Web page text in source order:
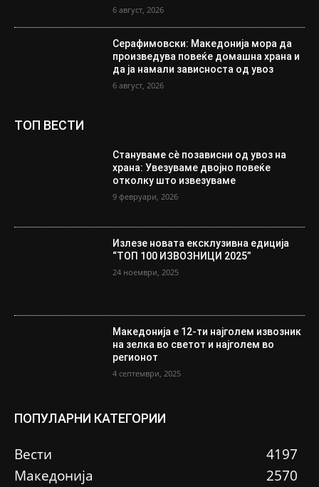
6 август, 2026
Серафимовски: Македонија мора да
произведува повеќе домашна храна и
да ја намали зависноста од увоз
6 август, 2026
ТОП ВЕСТИ
Стануваме сè позависни од увоз на
храна: Увезуваме двојно повеќе
отколку што извезуваме
9 февруари, 2026
Излезе новата ексклузивна едиција
“ТОП 100 ИЗВОЗНИЦИ 2025”
24 ноември, 2025
Македонија е 12-ти најголем извозник
на зелка во светот и најголем во
регионот
4 септември, 2025
ПОПУЛАРНИ КАТЕГОРИИ
Вести
4197
Македонија
2570